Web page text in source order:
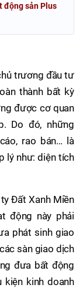
động sản Plus
trương đầu tư
thành bất kỳ
được cơ quan
Do đó, những
rao bán… là
lý như: diện tích
Đất Xanh Miền
động này phải
phát sinh giao
sàn giao dịch
đưa bất động
kiện kinh doanh